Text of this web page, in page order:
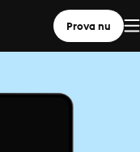
Prova nu